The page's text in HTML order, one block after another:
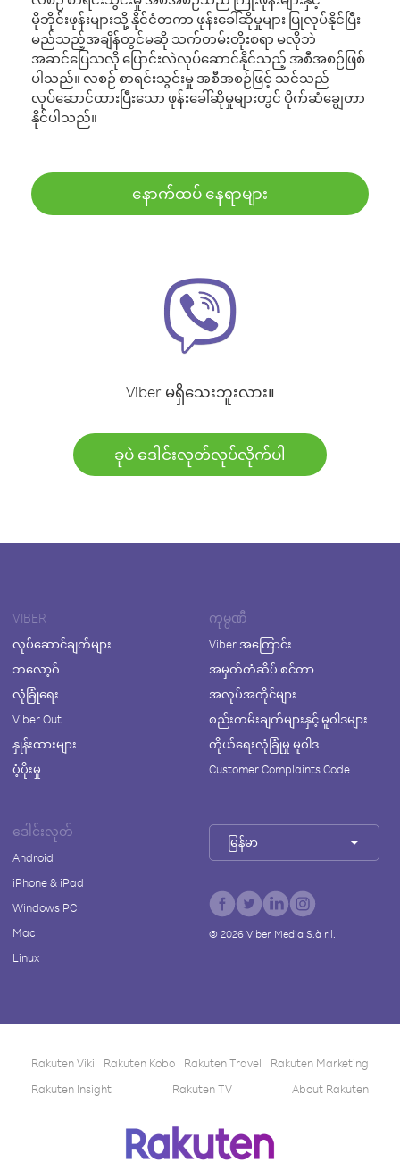
မိုဘိုင်းဖုန်းများသို့ နိုင်ငံတကာ ဖုန်းခေါ်ဆိုမှုများ ပြုလုပ်နိုင်ပြီး
မည်သည့်အချိန်တွင်မဆို သက်တမ်းတိုးစရာ မလိုဘဲ
အဆင်ပြေသလို ပြောင်းလဲလုပ်ဆောင်နိုင်သည့် အစီအစဉ်ဖြစ်
ပါသည်။ လစဉ် စာရင်းသွင်းမှု အစီအစဉ်ဖြင့် သင်သည်
လုပ်ဆောင်ထားပြီးသော ဖုန်းခေါ်ဆိုမှုများတွင် ပိုက်ဆံချွေတာ
နိုင်ပါသည်။
နောက်ထပ် နေရာများ
Viber မရှိသေးဘူးလား။
ခုပဲ ဒေါင်းလုတ်လုပ်လိုက်ပါ
VIBER
လုပ်ဆောင်ချက်များ
ဘလော့ဂ်
လုံခြုံရေး
Viber Out
နှုန်းထားများ
ပံ့ပိုးမှု
ကုမ္ပဏီ
Viber အကြောင်း
အမှတ်တံဆိပ် စင်တာ
အလုပ်အကိုင်များ
စည်းကမ်းချက်များနှင့် မူဝါဒများ
ကိုယ်ရေးလုံခြုံမှု မူဝါဒ
Customer Complaints Code
ဒေါင်းလုတ်
Android
iPhone & iPad
Windows PC
Mac
Linux
မြန်မာ
© 2026Viber Media S.à r.l.
Rakuten Viki Rakuten Kobo Rakuten Travel
Rakuten Marketing
Rakuten Insight
Rakuten TV About Rakuten